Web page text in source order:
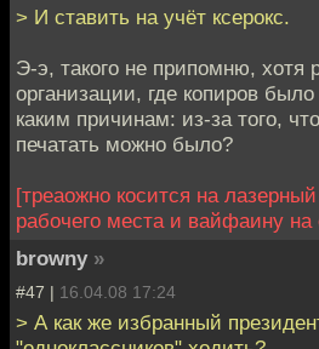
> И ставить на учёт ксерокс.
Э-э, такого не припомню, хотя
организации, где копиров
каким причинам: из-за того,
печатать можно было?
[треаожно косится на
рабочего места и вайфаину
browny »
#47 | 16.04.08 17:24
> А как же избранный